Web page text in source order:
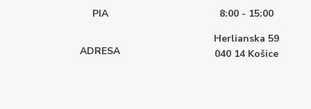
PIA
8:00 - 15:00
ADRESA
Herlianska 59
040 14 Košice